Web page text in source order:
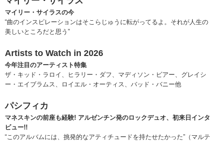
マイリー・サイラスの今
“曲のインスピレーションはそこらじゅうに転がってるよ。それが人生の
美しいところだと思う”
Artists to Watch in 2026
今年注目のアーティスト特集
ザ・キッド・ラロイ、ヒラリー・ダフ、マディソン・ビアー、グレイシ
ー・エイブラムス、ロイエル・オーティス、バッド・バニー他
パシフィカ
マネスキンの前座も経験! アルゼンチン発のロックデュオ、初来日インタ
ビュー!!
“このアルバムには、挑発的なアティチュードを持たせたかった”（マルテ